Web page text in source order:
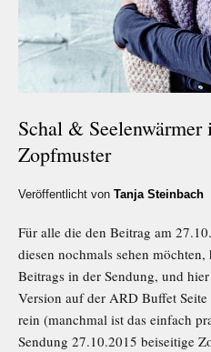
Schal &
Zopfmuster
Veröffentlicht von Tanja Steinbach
Für alle die den Beitrag am
diesen nochmals sehen
Beitrags in der Sendung, und
Version auf der ARD Buffet
rein (manchmal ist das einfach
Sendung 27.10.2015 beiseitige